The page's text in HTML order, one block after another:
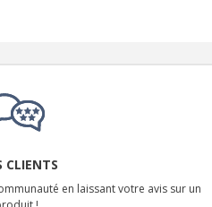
CLIENTS
en laissant votre avis sur un